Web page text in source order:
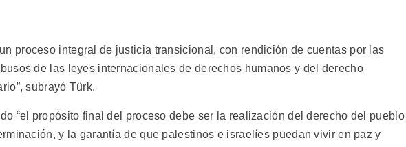
proceso integral de justicia transicional, con rendición de cuentas por las
de las leyes internacionales de derechos humanos y del derecho
subrayó Türk.
“el propósito final del proceso debe ser la realización del derecho del pueblo
y la garantía de que palestinos e israelíes puedan vivir en paz y